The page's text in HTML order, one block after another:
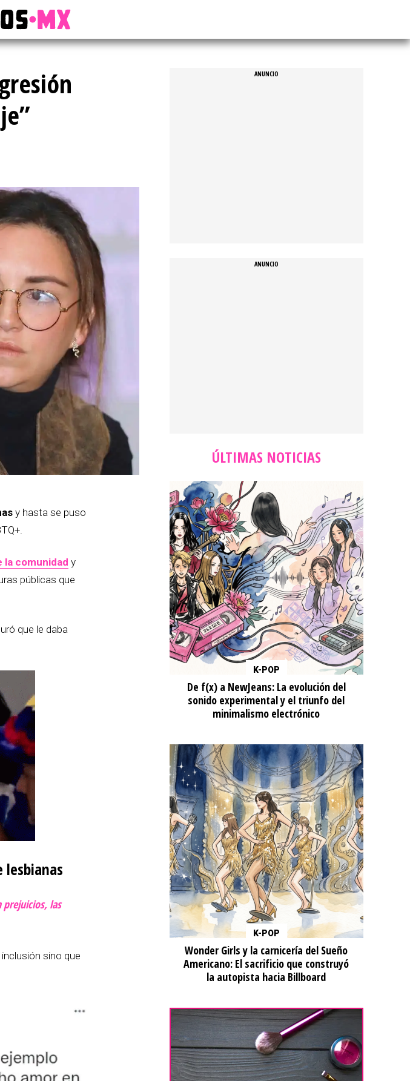
y hasta se puso
la comunidad y
públicas que
que le daba
lesbianas
prejuicios, las
sino que
ÚLTIMAS NOTICIAS
K-POP
De f(x) a NewJeans: La evolución del
sonido experimental y el triunfo del
minimalismo electrónico
K-POP
Wonder Girls y la carnicería del Sueño
Americano: El sacrificio que construyó
la autopista hacia Billboard